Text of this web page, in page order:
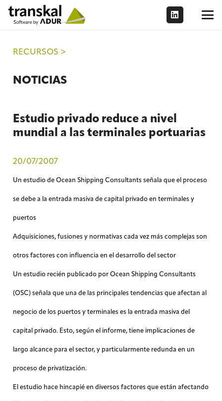
RECURSOS >
NOTICIAS
Estudio privado reduce a nivel
mundial a las terminales portuarias
20/07/2007
Un estudio de Ocean Shipping Consultants señala que el proceso
se debe a la entrada masiva de capital privado en terminales y
puertos
Adquisiciones, fusiones y normativas cada vez más complejas son
otros factores con influencia en el desarrollo del sector
Un estudio recién publicado por Ocean Shipping Consultants
(OSC) señala que una de las principales tendencias que afectan al
negocio de los puertos y terminales es la entrada masiva del
capital privado. Esto, según el informe, tiene implicaciones de
largo alcance para el sector, y particularmente redunda en un
proceso de privatización.
El estudio hace hincapié en diversos factores que están afectando